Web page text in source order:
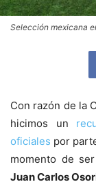
Selección mexicana
Con razón de la
hicimos un
oficiales por
momento de
Juan Carlos